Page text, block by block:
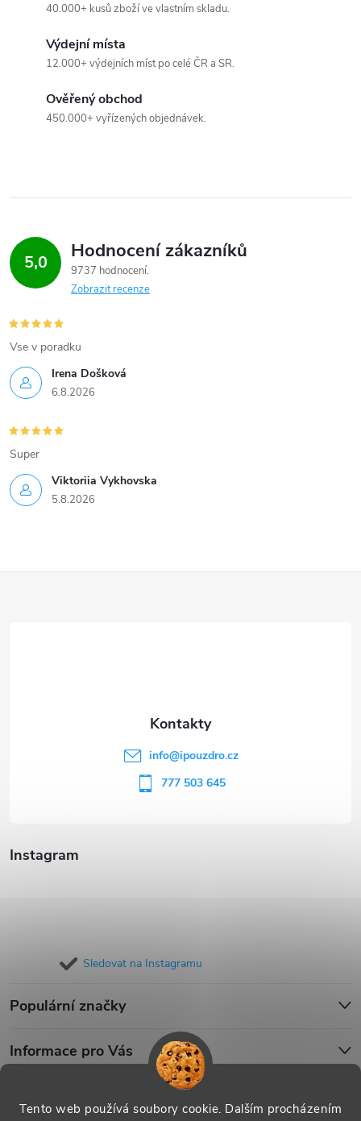
Tento web používá soubory cookie. Dalším procházením
p
s
u
40.000+ kusů zboží ve vlastním skladu.
Výdejní místa
12.000+ výdejních míst po celé ČR a SR.
Ověřený obchod
450.000+ vyřízených objednávek.
5,0 Hodnocení zákazníků
9737 hodnocení
Zobrazit recenze
Irena Došková
6.8.2026
Vse v poradku
Viktoriia Vykhovska
5.8.2026
Super
Instagram
Sledovat na Instagramu
Populární značky
Informace pro Vás
info@ipouzdro.cz
777 503 645